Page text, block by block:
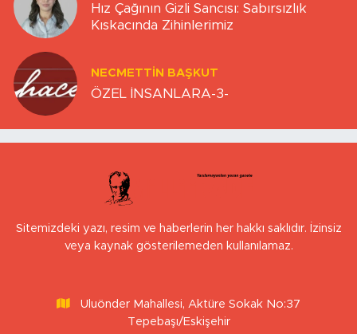
Hız Çağının Gizli Sancısı: Sabırsızlık
Kıskacında Zihinlerimiz
NECMETTIN BAŞKUT
ÖZEL İNSANLARA-3-
Sitemizdeki yazı, resim ve haberlerin her hakkı saklıdır. İzinsiz
veya kaynak gösterilemeden kullanılamaz.
Uluönder Mahallesi, Aktüre Sokak No:37
Tepebaşı/Eskişehir